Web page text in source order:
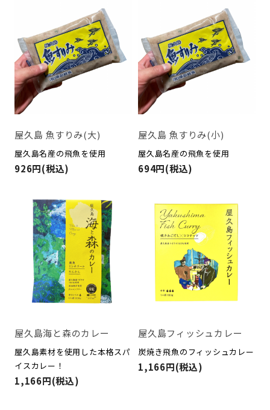
屋久島 魚すりみ(大)
屋久島名産の飛魚を使用
926円(税込)
屋久島 魚すりみ(小)
屋久島名産の飛魚を使用
694円(税込)
屋久島海と森のカレー
屋久島素材を使用した本格スパ
イスカレー！
1,166円(税込)
屋久島フィッシュカレー
炭焼き飛魚のフィッシュカレー
1,166円(税込)